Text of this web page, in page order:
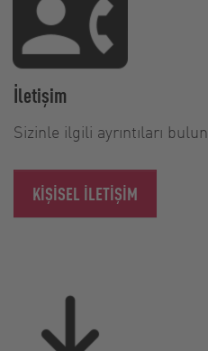
İletişim
Sizinle ilgili ayrıntıları bulun
KIŞISEL ILETIŞIM